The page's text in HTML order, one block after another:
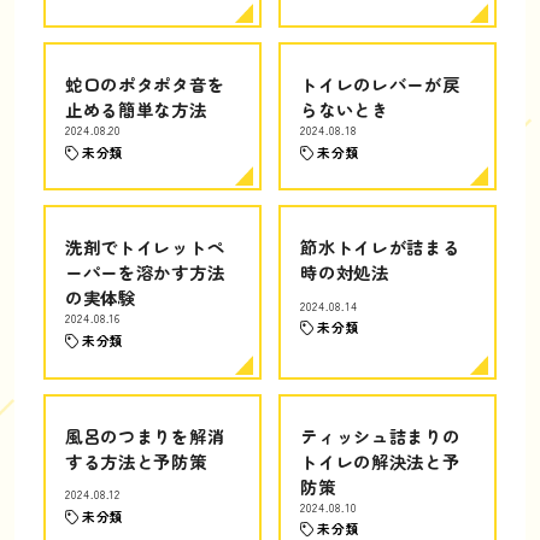
蛇口のポタポタ音を
止める簡単な方法
2024.08.20
未分類
トイレのレバーが戻
らないとき
2024.08.18
未分類
洗剤でトイレットペ
ーパーを溶かす方法
の実体験
2024.08.16
未分類
節水トイレが詰まる
時の対処法
2024.08.14
未分類
風呂のつまりを解消
する方法と予防策
2024.08.12
未分類
ティッシュ詰まりの
トイレの解決法と予
防策
2024.08.10
未分類